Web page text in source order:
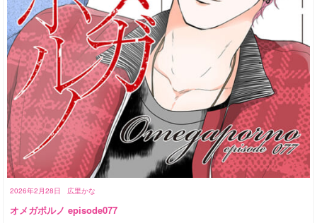
2026年2月28日 広里かな
オメガポルノ episode077